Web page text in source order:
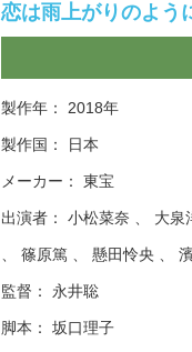
恋は雨上がりのよう
製作年： 2018年
製作国： 日本
メーカー： 東宝
出演者： 小松菜奈 、 大
、 篠原篤 、 懸田怜央 、
監督： 永井聡
脚本： 坂口理子